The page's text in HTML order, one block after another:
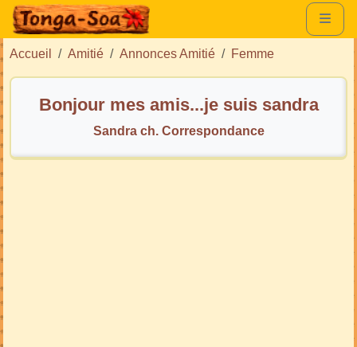
Accueil Amitié Annonces Amitié Femme
Bonjour mes amis...je suis sandra
Sandra ch. Correspondance